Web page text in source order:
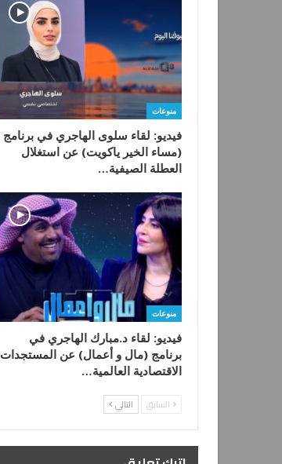
منوعات
فيديو: لقاء سلوى الهاجري في برنامج
(مساء الخير ياكويت) عن استغلال
العطلة الصيفية…
منوعات
فيديو: لقاء د.مبارك الهاجري في
برنامج (مال و أعمال) عن المستجدات
الاقتصادية العالمية…
السابق التالي